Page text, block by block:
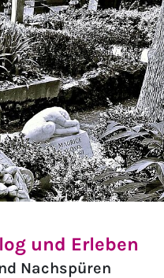
und Erleben
Nachspüren